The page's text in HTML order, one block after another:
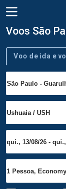
Voos São
Tipo de viagem
Voo de ida e